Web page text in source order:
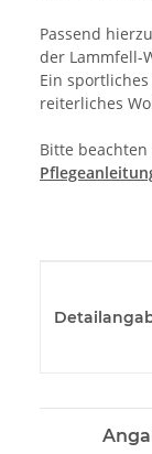
Passend
der Lammfell-
Ein
reiterliches
Bitte beachten